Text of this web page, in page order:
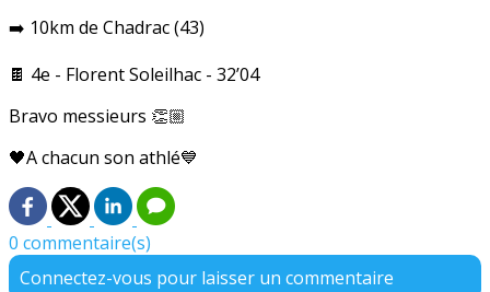
➡️ 10km de Chadrac (43)
🍫 4e - Florent Soleilhac - 32’04
Bravo messieurs 👏🏼
🖤A chacun son athlé💙
0 commentaire(s)
Connectez-vous pour laisser un commentaire